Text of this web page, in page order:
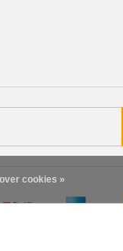
cookies »